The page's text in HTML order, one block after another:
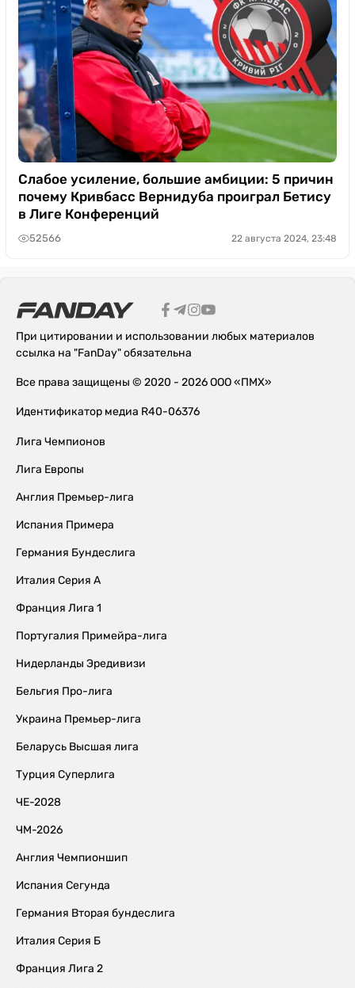
Слабое усиление, большие амбиции: 5 причин
почему Кривбасс Вернидуба проиграл Бетису
в Лиге Конференций
52566 22 августа 2024, 23:48
При цитировании и использовании любых материалов
ссылка на "FanDay" обязательна
Все права защищены © 2020 - 2026 ООО «ПМХ»
Идентификатор медиа R40-06376
Лига Чемпионов
Лига Европы
Англия Премьер-лига
Испания Примера
Германия Бундеслига
Италия Серия А
Франция Лига 1
Португалия Примейра-лига
Нидерланды Эредивизи
Бельгия Про-лига
Украина Премьер-лига
Беларусь Высшая лига
Турция Суперлига
ЧЕ-2028
ЧМ-2026
Англия Чемпионшип
Испания Сегунда
Германия Вторая бундеслига
Италия Серия Б
Франция Лига 2